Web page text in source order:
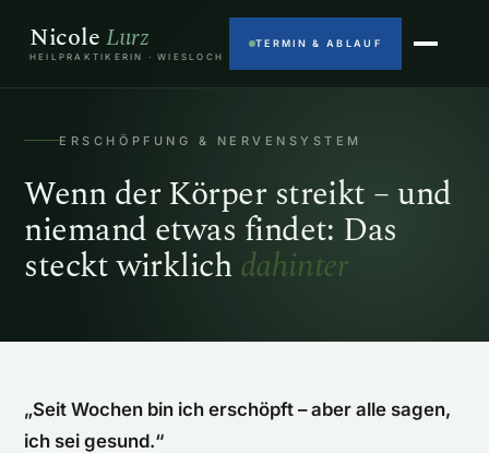
NicoleLurz
HEILPRAKTIKERIN · WIESLOCH
TERMIN & ABLAUF
ERSCHÖPFUNG & NERVENSYSTEM
Wenn der Körper streikt – und
niemand etwas findet: Das
steckt wirklichdahinter
„Seit Wochen bin ich erschöpft – aber alle sagen,
ich sei gesund.“